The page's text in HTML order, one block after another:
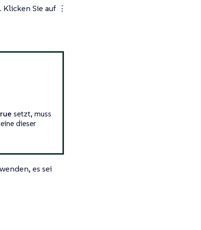
Klicken Sie auf ⋮
setzt, muss
dieser
es sei